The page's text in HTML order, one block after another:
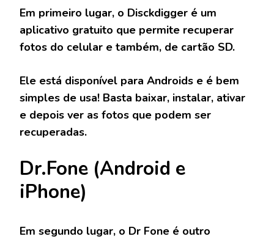
Em primeiro lugar, o Disckdigger é um
aplicativo gratuito que permite recuperar
fotos do celular e também, de cartão SD.
Ele está disponível para Androids e é bem
simples de usa! Basta baixar, instalar, ativar
e depois ver as fotos que podem ser
recuperadas.
Dr.Fone (Android e
iPhone)
Em segundo lugar, o Dr Fone é outro